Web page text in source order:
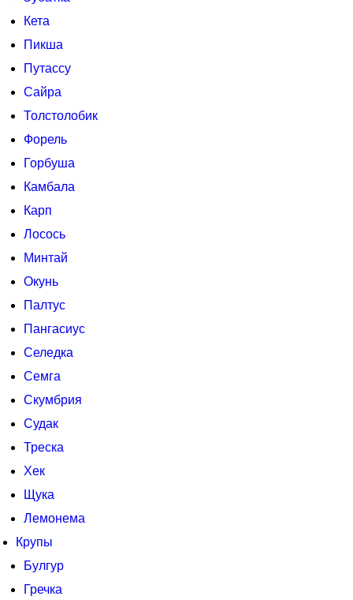
Кета
Пикша
Путассу
Сайра
Толстолобик
Форель
Горбуша
Камбала
Карп
Лосось
Минтай
Окунь
Палтус
Пангасиус
Селедка
Семга
Скумбрия
Судак
Треска
Хек
Щука
Лемонема
Крупы
Булгур
Гречка